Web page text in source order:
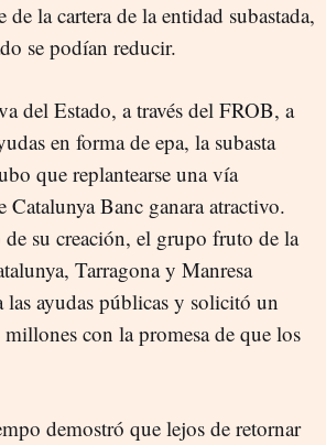
de la cartera de la entidad subastada,
se podían reducir.
del Estado, a través del FROB, a
en forma de epa, la subasta
que replantearse una vía
Catalunya Banc ganara atractivo.
su creación, el grupo fruto de la
Tarragona y Manresa
las ayudas públicas y solicitó un
con la promesa de que los
demostró que lejos de retornar